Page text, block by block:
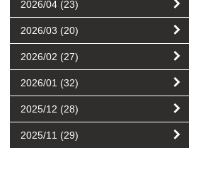
2026/04 (23)
2026/03 (20)
2026/02 (27)
2026/01 (32)
2025/12 (28)
2025/11 (29)